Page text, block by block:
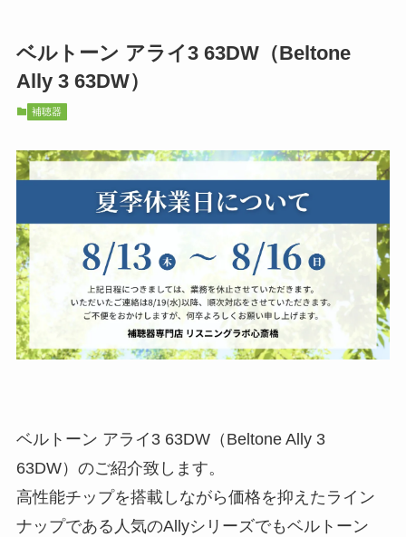
ベルトーン アライ3 63DW（Beltone
Ally 3 63DW）
補聴器
ベルトーン アライ3 63DW（Beltone Ally 3
63DW）のご紹介致します。
高性能チップを搭載しながら価格を抑えたライン
ナップである人気のAllyシリーズでもベルトーン